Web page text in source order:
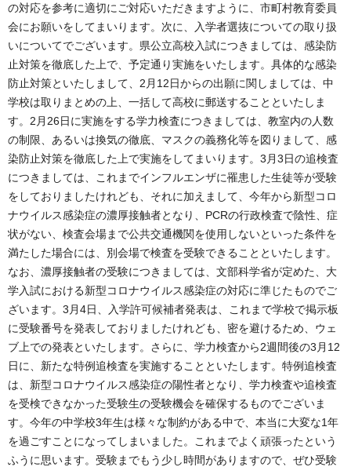
の対応を参考に適切にご対応いただきますように、市町村教育委員
会にお願いをしてまいります。次に、入学者選抜についての取り扱
いについてでございます。県公立高校入試につきましては、感染防
止対策を徹底した上で、予定通り実施をいたします。具体的な感染
防止対策といたしまして、2月12日からの出願に関しましては、中
学校は取りまとめの上、一括して高校に郵送することといたしま
す。2月26日に実施をする学力検査につきましては、教室内の人数
の制限、あるいは換気の徹底、マスクの義務化等を図りまして、感
染防止対策を徹底した上で実施をしてまいります。3月3日の追検査
につきましては、これまでインフルエンザに罹患した生徒等が受験
をしておりましたけれども、それに加えまして、今年から新型コロ
ナウイルス感染症の濃厚接触者となり、PCRの行政検査で陰性、症
状がない、検査会場まで公共交通機関を使用しないといった条件を
満たした場合には、別会場で検査を受験できることといたします。
なお、濃厚接触者の受験につきましては、文部科学省が定めた、大
学入試における新型コロナウイルス感染症の対応に準じたものでご
ざいます。3月4日、入学許可候補者発表は、これまで学校で掲示板
に受験番号を発表しておりましたけれども、密を避けるため、ウェ
ブ上での発表といたします。さらに、学力検査から2週間後の3月12
日に、新たな特例追検査を実施することといたします。特例追検査
は、新型コロナウイルス感染症の陽性者となり、学力検査や追検査
を受検できなかった受験生の受験機会を確保するものでございま
す。今年の中学校3年生は様々な制約がある中で、本当に大変な1年
を過ごすことになってしまいました。これまでよく頑張ったという
ふうに思います。受験までもう少し時間がありますので、ぜひ受験